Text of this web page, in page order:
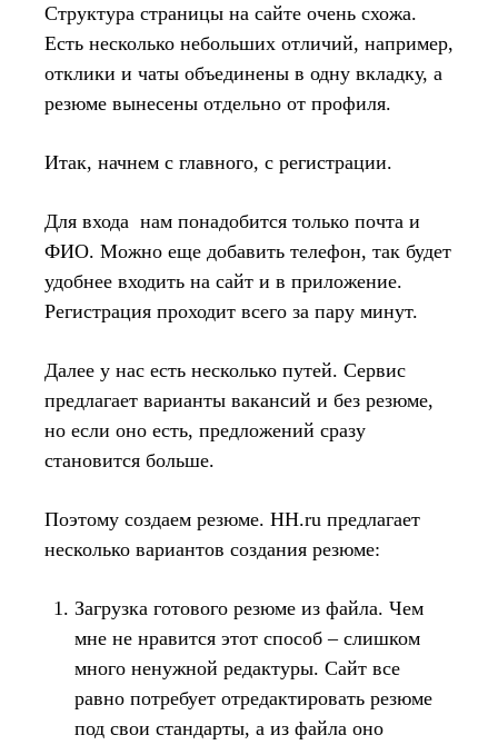
Структура страницы на сайте очень схожа.
Есть несколько небольших отличий, например,
отклики и чаты объединены в одну вкладку, а
резюме вынесены отдельно от профиля.
Итак, начнем с главного, с регистрации.
Для входа нам понадобится только почта и
ФИО. Можно еще добавить телефон, так будет
удобнее входить на сайт и в приложение.
Регистрация проходит всего за пару минут.
Далее у нас есть несколько путей. Сервис
предлагает варианты вакансий и без резюме,
но если оно есть, предложений сразу
становится больше.
Поэтому создаем резюме. HH.ru предлагает
несколько вариантов создания резюме:
Загрузка готового резюме из файла. Чем
мне не нравится этот способ – слишком
много ненужной редактуры. Сайт все
равно потребует отредактировать резюме
под свои стандарты, а из файла оно